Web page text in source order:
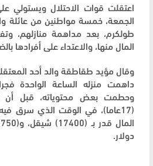
اعتقلت قوات الاحتلال ويستولي
الجمعة، خمسة مواطنين من عائلة
طولكرم، بعد مداهمة منازلهم،
المال منها، والاعتداء على أفرادها
وقال مؤيد طقاطقة والد أحد
داهمت منزله الساعة الواحدة
وحطمت بعض محتوياته، قبل أن
(17عاما)، في الوقت الذي سرق
دولار.